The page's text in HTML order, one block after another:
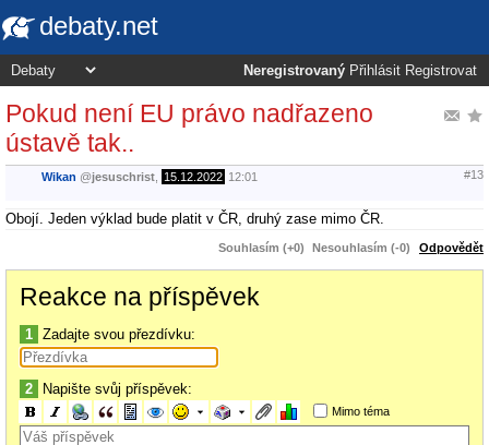
debaty.net
Neregistrovaný Přihlásit Registrovat
Pokud není EU právo nadřazeno
ústavě tak..
Wikan @jesuschrist 15.12.2022 12:01 #13
Obojí. Jeden výklad bude platit v ČR, druhý zase mimo ČR.
Souhlasím (+0) Nesouhlasím (-0) Odpovědět
Reakce na příspěvek
1 Zadajte svou přezdívku:
2 Napište svůj příspěvek:
Mimo téma